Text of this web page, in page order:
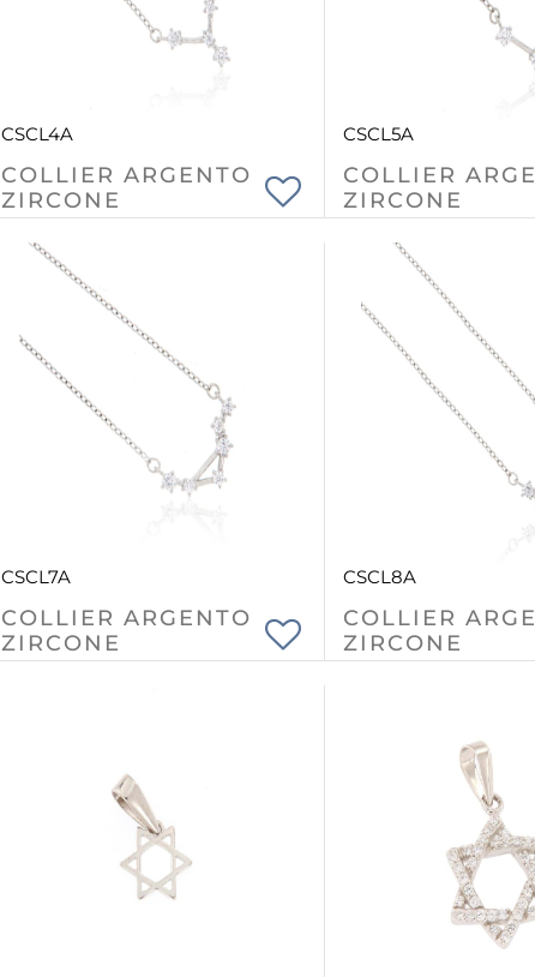
CSCL4A
COLLIER ARGENTO
ZIRCONE
CSCL5A
COLLIER
ZIRCONE
CSCL7A
COLLIER ARGENTO
ZIRCONE
CSCL8A
COLLIER
ZIRCONE